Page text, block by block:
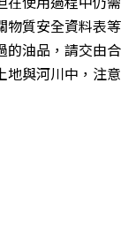
物質安全資料表等
的油品，請交由合
地與河川中，注意